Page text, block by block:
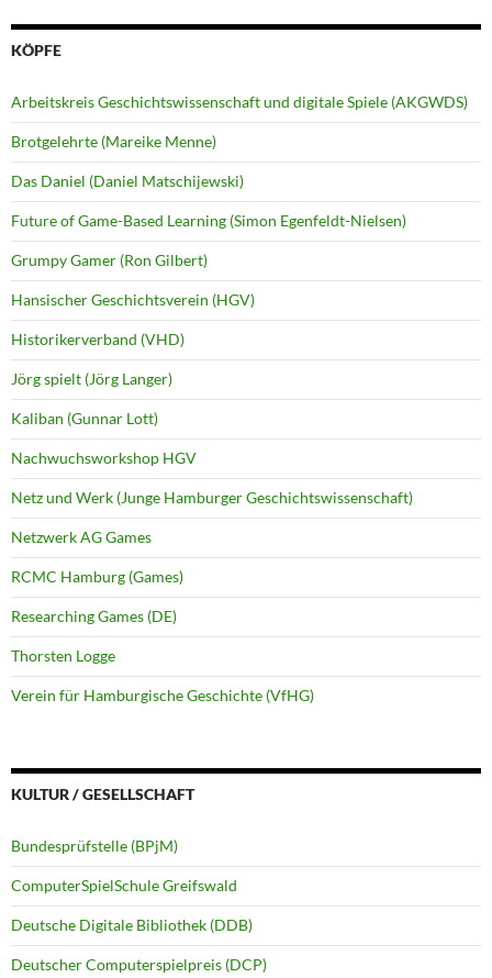
KÖPFE
Arbeitskreis Geschichtswissenschaft und digitale Spiele (AKGWDS)
Brotgelehrte (Mareike Menne)
Das Daniel (Daniel Matschijewski)
Future of Game-Based Learning (Simon Egenfeldt-Nielsen)
Grumpy Gamer (Ron Gilbert)
Hansischer Geschichtsverein (HGV)
Historikerverband (VHD)
Jörg spielt (Jörg Langer)
Kaliban (Gunnar Lott)
Nachwuchsworkshop HGV
Netz und Werk (Junge Hamburger Geschichtswissenschaft)
Netzwerk AG Games
RCMC Hamburg (Games)
Researching Games (DE)
Thorsten Logge
Verein für Hamburgische Geschichte (VfHG)
KULTUR / GESELLSCHAFT
Bundesprüfstelle (BPjM)
ComputerSpielSchule Greifswald
Deutsche Digitale Bibliothek (DDB)
Deutscher Computerspielpreis (DCP)